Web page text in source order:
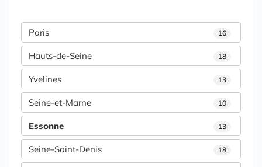
Paris 16
Hauts-de-Seine 18
Yvelines 13
Seine-et-Marne 10
Essonne 13
Seine-Saint-Denis 18